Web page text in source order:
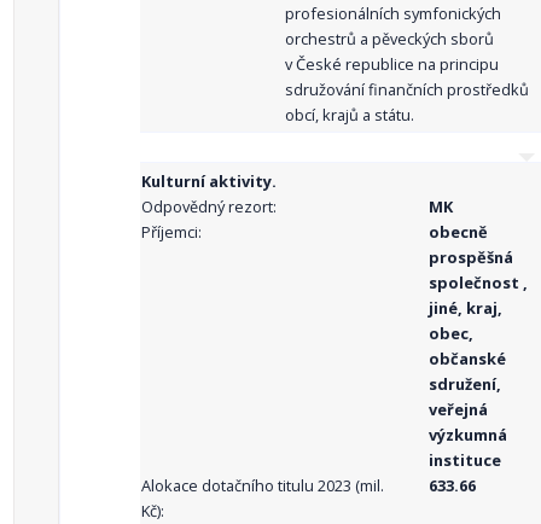
profesionálních symfonických
orchestrů a pěveckých sborů
v České republice na principu
sdružování finančních prostředků
obcí, krajů a státu.
Kulturní aktivity.
Odpovědný rezort:
MK
Příjemci:
obecně
prospěšná
společnost ,
jiné, kraj,
obec,
občanské
sdružení,
veřejná
výzkumná
instituce
Alokace dotačního titulu 2023 (mil.
Kč):
633.66